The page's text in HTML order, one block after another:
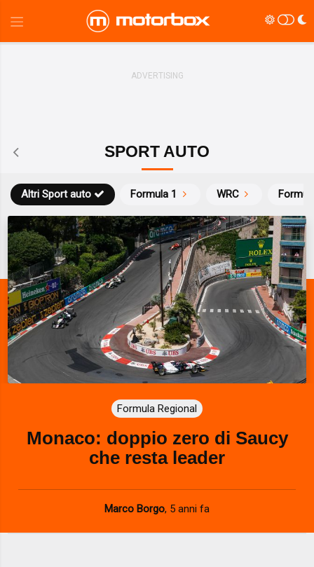
SPORT AUTO
Formula 1 WRC
Altri Sport auto
Formula Regional
Monaco: doppio zero di Saucy
che resta leader
Marco Borgo, 5 anni fa